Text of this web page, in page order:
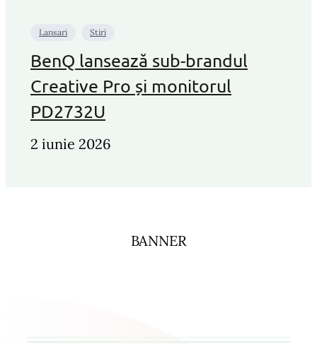
Lansari Stiri
BenQ lansează sub-brandul
Creative Pro și monitorul
PD2732U
2 iunie 2026
BANNER